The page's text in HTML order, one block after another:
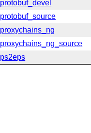
protobuf_devel
protobuf_source
proxychains_ng
proxychains_ng_source
ps2eps